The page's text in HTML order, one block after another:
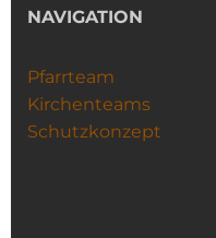
NAVIGATION
Pfarrteam
Kirchenteams
Schutzkonzept